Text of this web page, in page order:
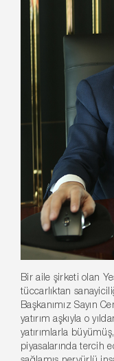
Bir aile şirketi olan
tüccarlıktan
Başkanımız Sayın
yatırım aşkıyla o
yatırımlarla
piyasalarında tercih